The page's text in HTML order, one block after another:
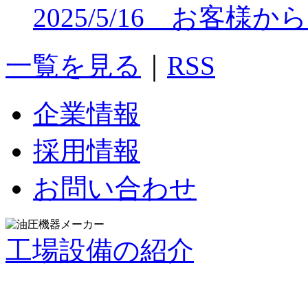
2025/5/16 お客様か
一覧を見る
RSS
企業情報
採用情報
お問い合わせ
工場設備の紹介